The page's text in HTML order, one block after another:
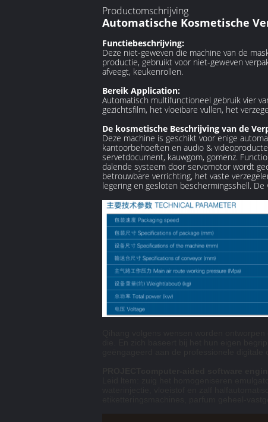
Productomschrijving
Automatische Kosmetische
Functiebeschrijving:
Deze niet-geweven die machine van de
productie, gebruikt voor niet-geweven
afveegt, keukenrollen.
Bereik Application:
Automatisch multifunctioneel gebruik vier
gezichtsfilm, het vloeibare vullen, het
De kosmetische Beschrijving van de
Deze machine is geschikt voor enige
kantoorbehoeften en audio &
servetdocument, kauwgom, gomenz.
dalende systeem door servomotor wordt
betrouwbare verrichting, het vaste
legering en gesloten beschermingsshell.